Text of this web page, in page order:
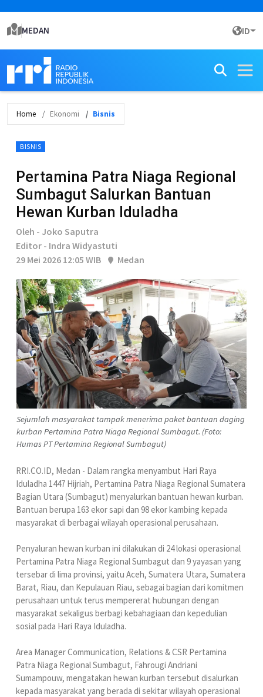
MEDAN ID
Home Ekonomi Bisnis
BISNIS
Pertamina Patra Niaga Regional
Sumbagut Salurkan Bantuan
Hewan Kurban Iduladha
Oleh - Joko Saputra
Editor - Indra Widyastuti
29 Mei 2026 12:05 WIB
Medan
Sejumlah masyarakat tampak menerima paket bantuan daging
kurban Pertamina Patra Niaga Regional Sumbagut. (Foto:
Humas PT Pertamina Regional Sumbagut)
RRI.CO.ID, Medan - Dalam rangka menyambut Hari Raya
Iduladha 1447 Hijriah, Pertamina Patra Niaga Regional Sumatera
Bagian Utara (Sumbagut) menyalurkan bantuan hewan kurban.
Bantuan berupa 163 ekor sapi dan 98 ekor kambing kepada
masyarakat di berbagai wilayah operasional perusahaan.
Penyaluran hewan kurban ini dilakukan di 24 lokasi operasional
Pertamina Patra Niaga Regional Sumbagut dan 9 yayasan yang
tersebar di lima provinsi, yaitu Aceh, Sumatera Utara, Sumatera
Barat, Riau, dan Kepulauan Riau, sebagai bagian dari komitmen
perusahaan untuk terus mempererat hubungan dengan
masyarakat sekaligus berbagi kebahagiaan dan kepedulian
sosial pada Hari Raya Iduladha.
Area Manager Communication, Relations & CSR Pertamina
Patra Niaga Regional Sumbagut, Fahrougi Andriani
Sumampouw, mengatakan hewan kurban tersebut disalurkan
kepada masyarakat yang berada di sekitar wilayah operasional